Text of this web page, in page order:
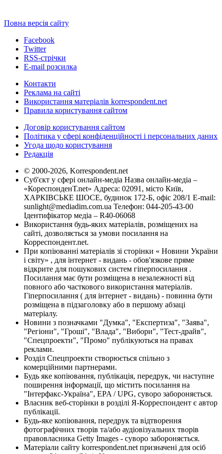
Повна версія сайту
Facebook
Twitter
RSS-стрічки
E-mail розсилка
Контакти
Реклама на сайті
Використання матеріалів korrespondent.net
Правила користування сайтом
Договір користування сайтом
Політика у сфері конфіденційності і персональних даних
Угода щодо користування
Редакція
© 2000-2026, Korrespondent.net
Суб'єкт у сфері онлайн-медіа Назва онлайн-медіа –
«КореспонденТ.net» Адреса: 02091, місто Київ,
ХАРКІВСЬКЕ ШОСЕ, будинок 172-Б, офіс 208/1 E-mail:
sunlight@mediadim.com.ua Телефон: 044-205-43-00
Ідентифікатор медіа – R40-06068
Використання будь-яких матеріалів, розміщених на
сайті, дозволяється за умови посилання на
Корреспондент.net.
При копіюванні матеріалів зі сторінки « Новини України
і світу» , для інтернет - видань - обов'язкове пряме
відкрите для пошукових систем гіперпосилання .
Посилання має бути розміщена в незалежності від
повного або часткового використання матеріалів.
Гіперпосилання ( для інтернет - видань) - повинна бути
розміщена в підзаголовку або в першому абзаці
матеріалу.
Новини з позначками "Думка", "Експертиза", "Заява",
"Регіони", "Гроші", "Влада", "Вибори", "Тест-драйв",
"Спецпроекти", "Промо" публікуються на правах
реклами.
Розділ Спецпроекти створюється спільно з
комерційними партнерами.
Будь яке копіювання, публікація, передрук, чи наступне
поширення інформації, що містить посилання на
"Інтерфакс-Україна", EPA / UPG, суворо забороняється.
Власник веб-сторінки в розділі Я-Корреспондент є автор
публікації.
Будь-яке копіювання, передрук та відтворення
фотографічних творів та/або аудіовізуальних творів
правовласника Getty Images - суворо забороняється.
Матеріали сайту korrespondent.net призначені для осіб